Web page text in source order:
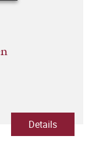
Details